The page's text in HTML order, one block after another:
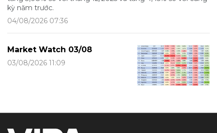
kỳ năm trước.
04/08/2026 07:36
Market Watch 03/08
03/08/2026 11:09